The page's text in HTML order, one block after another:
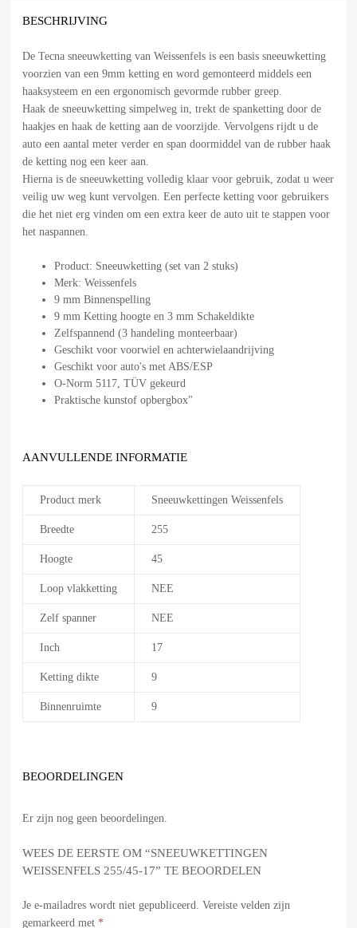
BESCHRIJVING
De Tecna sneeuwketting van Weissenfels is een basis sneeuwketting
voorzien van een 9mm ketting en word gemonteerd middels een
haaksysteem en een ergonomisch gevormde rubber greep.
Haak de sneeuwketting simpelweg in, trekt de spanketting door de
haakjes en haak de ketting aan de voorzijde. Vervolgens rijdt u de
auto een aantal meter verder en span doormiddel van de rubber haak
de ketting nog een keer aan.
Hierna is de sneeuwketting volledig klaar voor gebruik, zodat u weer
veilig uw weg kunt vervolgen. Een perfecte ketting voor gebruikers
die het niet erg vinden om een extra keer de auto uit te stappen voor
het naspannen.
Product: Sneeuwketting (set van 2 stuks)
Merk: Weissenfels
9 mm Binnenspelling
9 mm Ketting hoogte en 3 mm Schakeldikte
Zelfspannend (3 handeling monteerbaar)
Geschikt voor voorwiel en achterwielaandrijving
Geschikt voor auto's met ABS/ESP
O-Norm 5117, TÜV gekeurd
Praktische kunstof opbergbox"
AANVULLENDE INFORMATIE
Product merk Sneeuwkettingen Weissenfels
Breedte 255
Hoogte 45
Loop vlakketting NEE
Zelf spanner NEE
Inch 17
Ketting dikte 9
Binnenruimte 9
BEOORDELINGEN
Er zijn nog geen beoordelingen.
WEES DE EERSTE OM “SNEEUWKETTINGEN
WEISSENFELS 255/45-17” TE BEOORDELEN
Je e-mailadres wordt niet gepubliceerd. Vereiste velden zijn
gemarkeerd met *